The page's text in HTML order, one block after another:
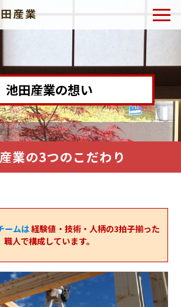
池田産業の想い
業の3つのこだわり
ームは経験値・技術・人柄の3拍子揃った
職人で構成しています。